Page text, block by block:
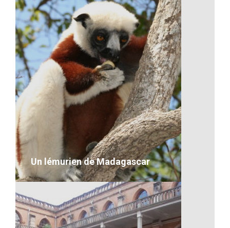
Artisanat-Dans la construction
VOIR LE DÉTAIL
Un lémurien de Madagascar